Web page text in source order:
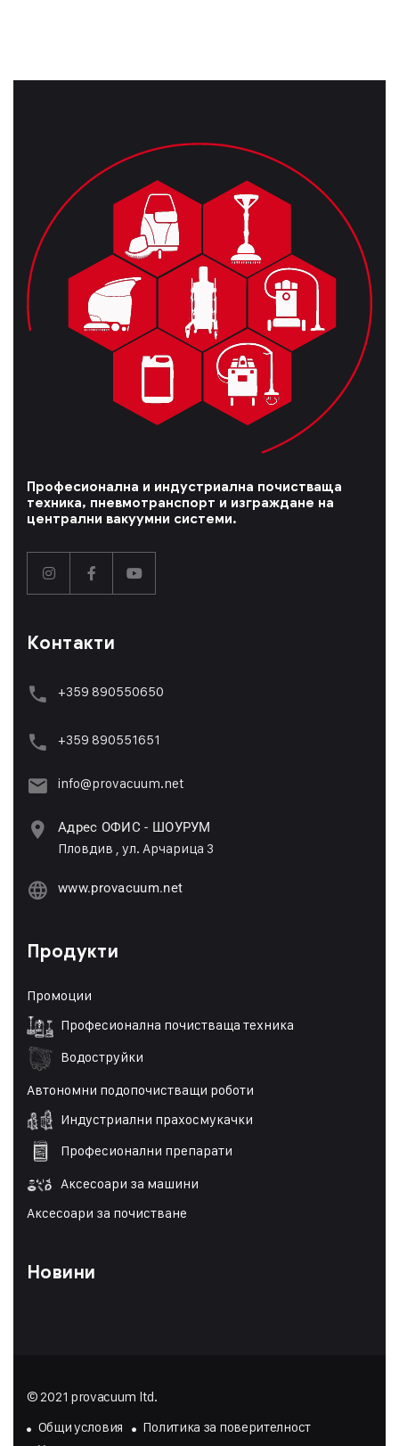
Професионална и индустриална почистваща
техника, пневмотранспорт и изграждане на
централни вакуумни системи.
Контакти
+359 890550650
+359 890551651
info@provacuum.net
Адрес ОФИС - ШОУРУМ
Пловдив , ул. Арчарица 3
www.provacuum.net
Продукти
Промоции
Професионална почистваща техника
Водоструйки
Автономни подопочистващи роботи
Индустриални прахосмукачки
Професионални препарати
Аксесоари за машини
Аксесоари за почистване
Новини
© 2021 provacuum ltd.
Общи условия
Политика за поверителност